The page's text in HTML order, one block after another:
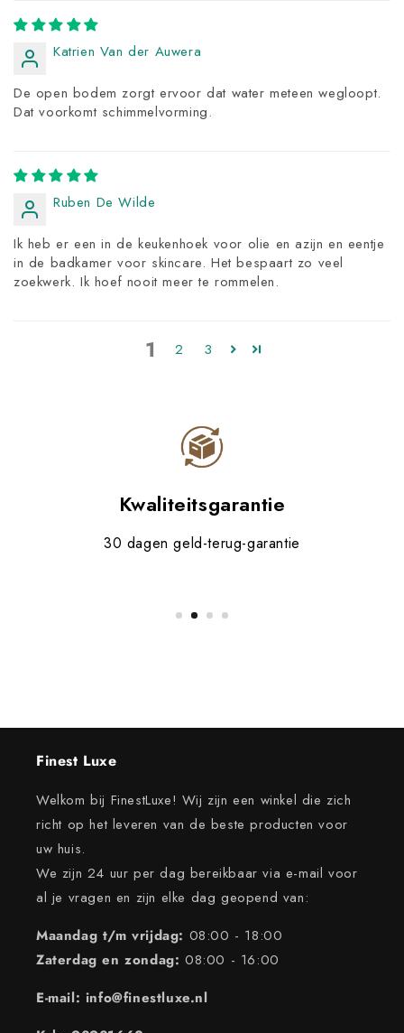
Katrien Van der Auwera
De open bodem zorgt ervoor dat water meteen wegloopt.
Dat voorkomt schimmelvorming.
Ruben De Wilde
Ik heb er een in de keukenhoek voor olie en azijn en eentje
in de badkamer voor skincare. Het bespaart zo veel
zoekwerk. Ik hoef nooit meer te rommelen.
1 2 3
Kwaliteitsgarantie
30 dagen geld-terug-garantie
Finest Luxe
Welkom bij FinestLuxe! Wij zijn een winkel die zich
richt op het leveren van de beste producten voor
uw huis.
We zijn 24 uur per dag bereikbaar via e-mail voor
al je vragen en zijn elke dag geopend van:
Maandag t/m vrijdag: 08:00 - 18:00
Zaterdag en zondag: 08:00 - 16:00
E-mail: info@finestluxe.nl